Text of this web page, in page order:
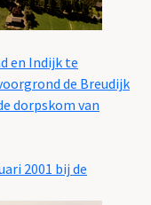
en Indijk te
de Breudijk
dorpskom van
2001 bij de